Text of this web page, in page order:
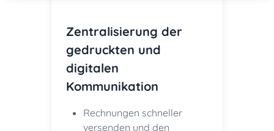
Zentralisierung der
gedruckten und
digitalen
Kommunikation
Rechnungen schneller
versenden und den